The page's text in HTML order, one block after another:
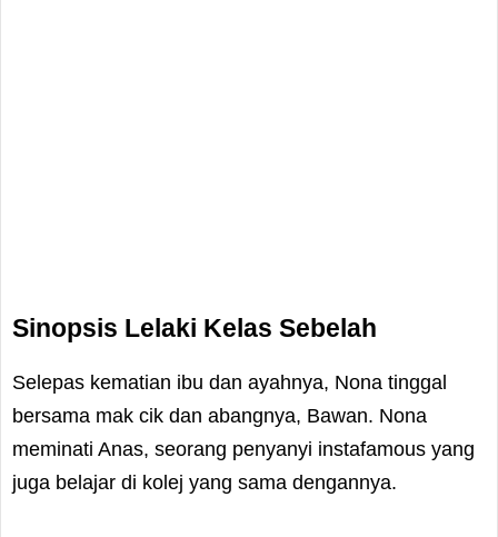
Sinopsis Lelaki Kelas Sebelah
Selepas kematian ibu dan ayahnya, Nona tinggal
bersama mak cik dan abangnya, Bawan. Nona
meminati Anas, seorang penyanyi instafamous yang
juga belajar di kolej yang sama dengannya.